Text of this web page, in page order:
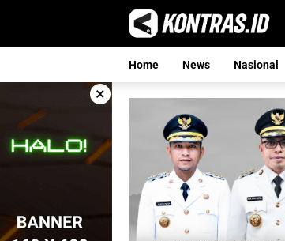
Home News Nasional
×